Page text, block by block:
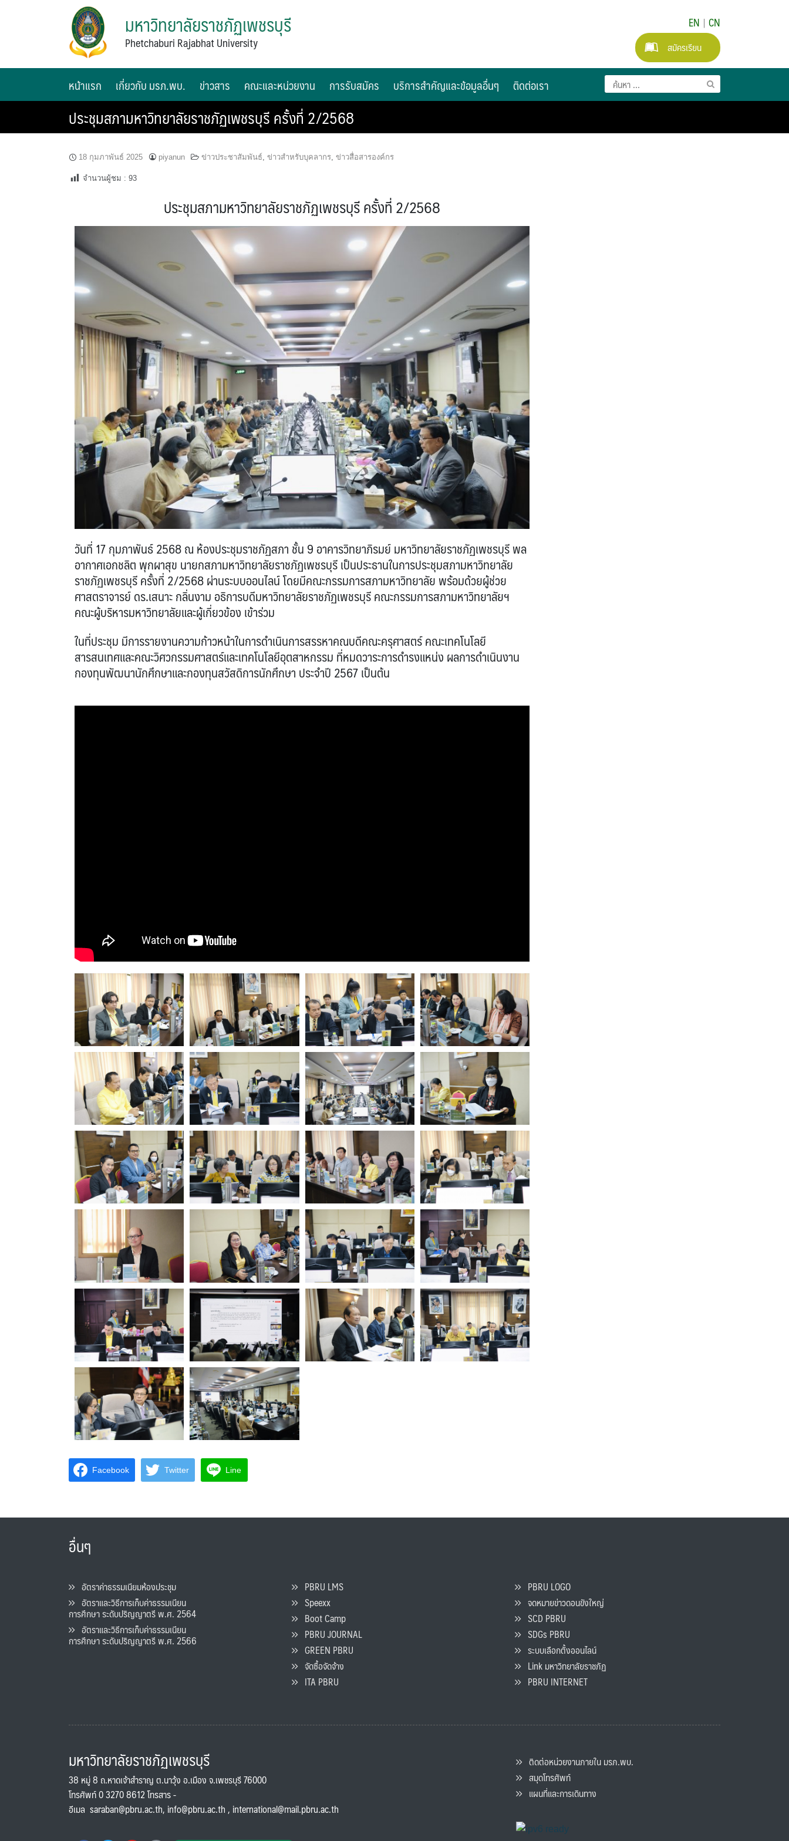
มหาวิทยาลัยราชภัฏเพชรบุรี
Phetchaburi Rajabhat University
EN | CN
สมัครเรียน
หน้าแรก เกี่ยวกับ มรภ.พบ. ข่าวสาร คณะและหน่วยงาน การรับสมัคร บริการสำคัญและข้อมูลอื่นๆ ติดต่อเรา
ประชุมสภามหาวิทยาลัยราชภัฏเพชรบุรี ครั้งที่ 2/2568
18 กุมภาพันธ์ 2025 piyanun ข่าวประชาสัมพันธ์, ข่าวสำหรับบุคลากร, ข่าวสื่อสารองค์กร
จำนวนผู้ชม : 93
ประชุมสภามหาวิทยาลัยราชภัฏเพชรบุรี ครั้งที่ 2/2568
วันที่ 17 กุมภาพันธ์ 2568 ณ ห้องประชุมราชภัฏสภา ชั้น 9 อาคารวิทยาภิรมย์ มหาวิทยาลัยราชภัฏเพชรบุรี พล
อากาศเอกชลิต พุกผาสุข นายกสภามหาวิทยาลัยราชภัฏเพชรบุรี เป็นประธานในการประชุมสภามหาวิทยาลัย
ราชภัฏเพชรบุรี ครั้งที่ 2/2568 ผ่านระบบออนไลน์ โดยมีคณะกรรมการสภามหาวิทยาลัย พร้อมด้วยผู้ช่วย
ศาสตราจารย์ ดร.เสนาะ กลิ่นงาม อธิการบดีมหาวิทยาลัยราชภัฏเพชรบุรี คณะกรรมการสภามหาวิทยาลัยฯ
คณะผู้บริหารมหาวิทยาลัยและผู้เกี่ยวข้อง เข้าร่วม
ในที่ประชุม มีการรายงานความก้าวหน้าในการดำเนินการสรรหาคณบดีคณะครุศาสตร์ คณะเทคโนโลยี
สารสนเทศและคณะวิศวกรรมศาสตร์และเทคโนโลยีอุตสาหกรรม ที่หมดวาระการดำรงแหน่ง ผลการดำเนินงาน
กองทุนพัฒนานักศึกษาและกองทุนสวัสดิการนักศึกษา ประจำปี 2567 เป็นต้น
Facebook Twitter Line
อื่นๆ
อัตราค่าธรรมเนียมห้องประชุม
อัตราและวิธีการเก็บค่าธรรมเนียน
การศึกษา ระดับปริญญาตรี พ.ศ. 2564
อัตราและวิธีการเก็บค่าธรรมเนียน
การศึกษา ระดับปริญญาตรี พ.ศ. 2566
PBRU LMS
Speexx
Boot Camp
PBRU JOURNAL
GREEN PBRU
จัดซื้อจัดจ้าง
ITA PBRU
PBRU LOGO
จดหมายข่าวดอนขังใหญ่
SCD PBRU
SDGs PBRU
ระบบเลือกตั้งออนไลน์
Link มหาวิทยาลัยราชภัฏ
PBRU INTERNET
มหาวิทยาลัยราชภัฏเพชรบุรี
38 หมู่ 8 ถ.หาดเจ้าสำราญ ต.นาวุ้ง อ.เมือง จ.เพชรบุรี 76000
โทรศัพท์ 0 3270 8612 โทรสาร -
อีเมล saraban@pbru.ac.th, info@pbru.ac.th, international@mail.pbru.ac.th
ติดต่อหน่วยงานภายใน มรภ.พบ.
สมุดโทรศัพท์
แผนที่และการเดินทาง